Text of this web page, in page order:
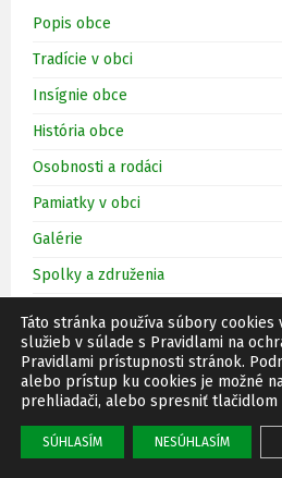
Popis obce
Tradície v obci
Insígnie obce
História obce
Osobnosti a rodáci
Pamiatky v obci
Galérie
Spolky a združenia
Šport v obci
Tip na výlet v okolí
Mapy a plány
Táto stránka používa súbory cookies
služieb v súlade s Pravidlami na
Pravidlami prístupnosti stránok.
alebo prístup ku cookies je možné
prehliadači, alebo spresniť tlačidlom
SÚHLASÍM NESÚHLASÍM